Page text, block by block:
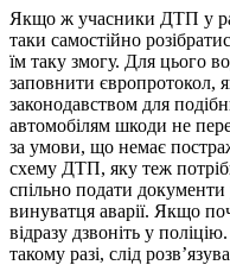
Якщо ж учасники ДТП у
таки самостійно
їм таку змогу. Для цього
заповнити європротокол,
законодавством для
автомобілям шкоди не
за умови, що немає
схему ДТП, яку теж
спільно подати
винуватця аварії. Якщо
відразу дзвоніть у
такому разі, слід